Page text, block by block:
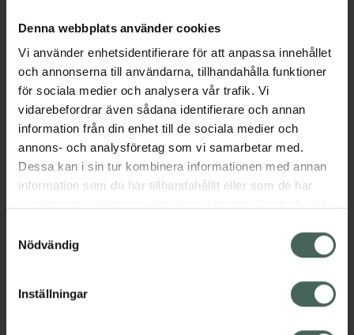
Denna webbplats använder cookies
Vi använder enhetsidentifierare för att anpassa innehållet
och annonserna till användarna, tillhandahålla funktioner
för sociala medier och analysera vår trafik. Vi
vidarebefordrar även sådana identifierare och annan
information från din enhet till de sociala medier och
annons- och analysföretag som vi samarbetar med.
Dessa kan i sin tur kombinera informationen med annan
information som du har tillhandahållit eller som de har
återkalla ditt samtycke via webbplatsens
cookieinställningar. Ett återkallat samtycke påverkar inte
lagligheten av behandling som skett innan återkallelsen.
Nödvändig
Inställningar
Beskrivning Dölj
Läs alltid bipacksedeln innan
användning.
EAN:07046260575257
Visa